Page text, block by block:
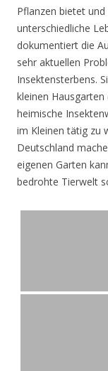
Pflanzen bietet
unterschiedliche
dokumentiert die
sehr aktuellen
Insektensterbens.
kleinen Hausgarten
heimische
im Kleinen tätig zu
Deutschland
eigenen Garten
bedrohte Tierwelt